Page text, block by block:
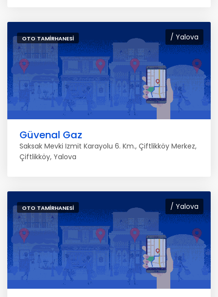
/ Yalova
OTO TAMIRHANESI
Güvenal Gaz
Saksak Mevki Izmit Karayolu 6. Km., Çiftlikköy Merkez,
Çiftlikköy, Yalova
/ Yalova
OTO TAMIRHANESI